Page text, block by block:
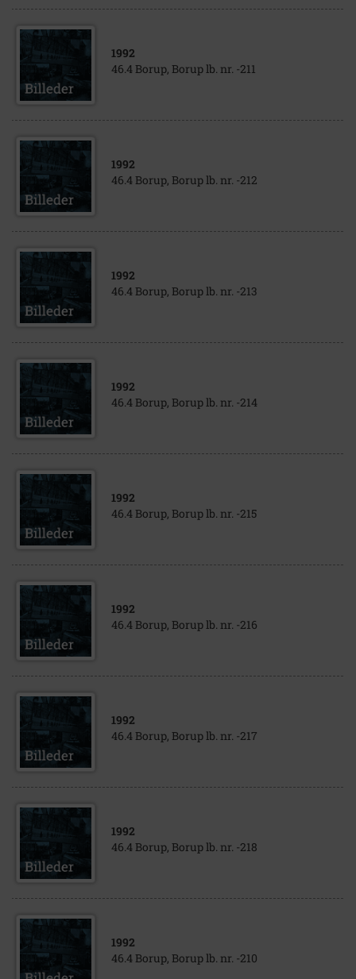
1992
46.4 Borup, Borup lb. nr. -211
1992
46.4 Borup, Borup lb. nr. -212
1992
46.4 Borup, Borup lb. nr. -213
1992
46.4 Borup, Borup lb. nr. -214
1992
46.4 Borup, Borup lb. nr. -215
1992
46.4 Borup, Borup lb. nr. -216
1992
46.4 Borup, Borup lb. nr. -217
1992
46.4 Borup, Borup lb. nr. -218
1992
46.4 Borup, Borup lb. nr. -210